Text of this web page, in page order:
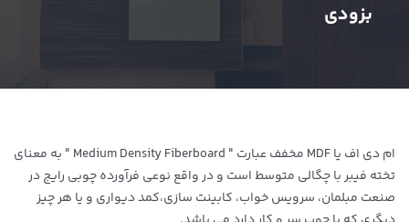
بزودی
ام دی اف یا MDF مخفف عبارت " Medium Density Fiberboard " به معنای
تخته فیبر با چگالی متوسط است و در واقع نوعی فرآورده چوبی رایج در
صنعت مبلمان، سرویس خواب، کابینت سازی،کمد دیواری و یا هر چیز